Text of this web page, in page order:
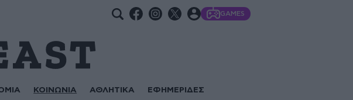
GAMES
ΚΟΙΝΩΝΙΑ ΑΘΛΗΤΙΚΑ ΕΦΗΜΕΡΙΔΕΣ